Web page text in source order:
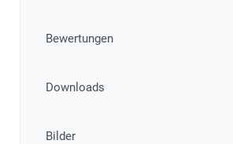
Bewertungen
Downloads
Bilder